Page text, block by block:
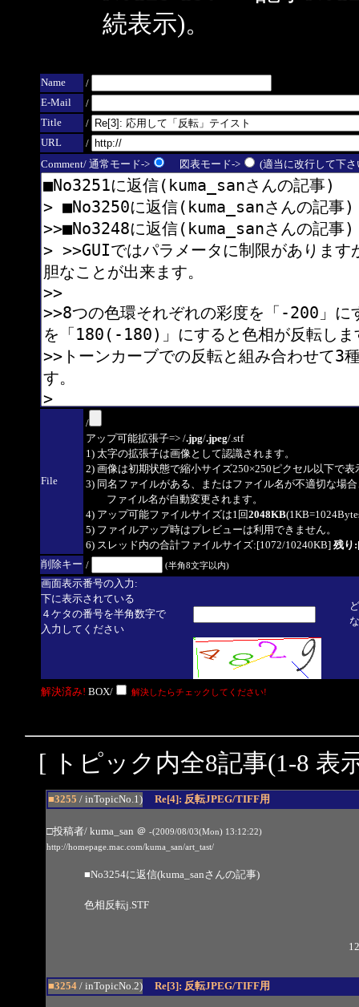
続表示)。
Name
/
E-Mail
/
Title
/
URL
/
Comment/ 通常モード->
図表モード-> (適当に改行して下
File
/
アップ可能拡張子=> /.jpg/.jpeg/.stf
1) 太字の拡張子は画像として認識されます。
2) 画像は初期状態で縮小サイズ250×250ピクセル以下で表
3) 同名ファイルがある、またはファイル名が不適切な場
ファイル名が自動変更されます。
4) アップ可能ファイルサイズは1回2048KB
5) ファイルアップ時はプレビューは利用できません。
6) スレッド内の合計ファイルサイズ:[1072/10240KB] 残り
削除キー / (半角8文字以内)
画面表示番号の入力:
下に表示されている
４ケタの番号を半角数字で
入力してください
解決済み! BOX/ 解決したらチェックしてください!
[ トピック内全8記事(1-8
■3255 / inTopicNo.1) Re[4]: 反転JPEG/TIFF用
□投稿者/ kuma_san ＠ -(2009/08/03(Mon) 13:12:22)
http://homepage.mac.com/kuma_san/art_tast/
■No3254に返信(kuma_sanさんの記事)
色相反転j.STF
■3254/ inTopicNo.2) Re[3]: 反転JPEG/TIFF用